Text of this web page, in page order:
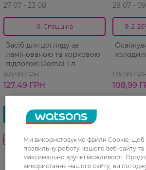
27 07 - 23 08
0_Спец.ціна
Засіб для догляду за
ламінованою та корковою
підлогою Domol 1 л
169,99 ГРН
127,49 ГРН
28 07 -
9_2-
135,99
108,99
-20% -20%
Ми використовуємо файли Cookie, щоб
правильну роботу нашого веб-сайту та
максимально зручні можливості.
використання нашого сайту, ви